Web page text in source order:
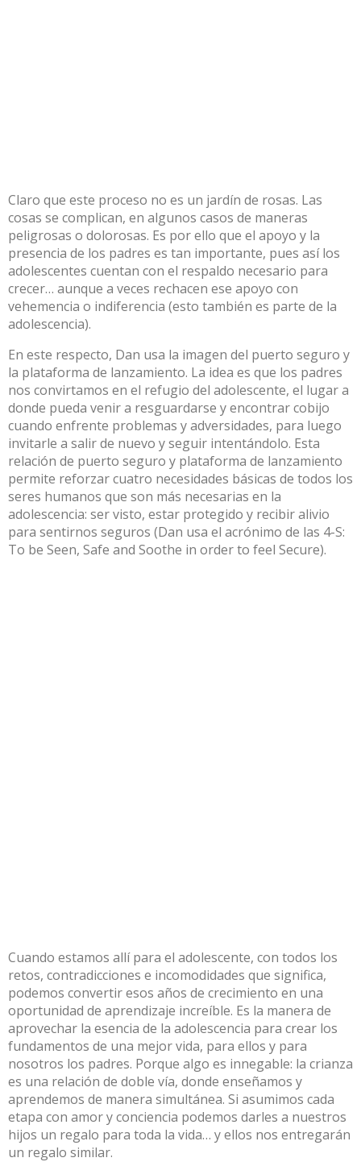
Claro que este proceso no es un jardín de rosas. Las
cosas se complican, en algunos casos de maneras
peligrosas o dolorosas. Es por ello que el apoyo y la
presencia de los padres es tan importante, pues así los
adolescentes cuentan con el respaldo necesario para
crecer… aunque a veces rechacen ese apoyo con
vehemencia o indiferencia (esto también es parte de la
adolescencia).
En este respecto, Dan usa la imagen del puerto seguro y
la plataforma de lanzamiento. La idea es que los padres
nos convirtamos en el refugio del adolescente, el lugar a
donde pueda venir a resguardarse y encontrar cobijo
cuando enfrente problemas y adversidades, para luego
invitarle a salir de nuevo y seguir intentándolo. Esta
relación de puerto seguro y plataforma de lanzamiento
permite reforzar cuatro necesidades básicas de todos los
seres humanos que son más necesarias en la
adolescencia: ser visto, estar protegido y recibir alivio
para sentirnos seguros (Dan usa el acrónimo de las 4-S:
To be Seen, Safe and Soothe in order to feel Secure).
Cuando estamos allí para el adolescente, con todos los
retos, contradicciones e incomodidades que significa,
podemos convertir esos años de crecimiento en una
oportunidad de aprendizaje increíble. Es la manera de
aprovechar la esencia de la adolescencia para crear los
fundamentos de una mejor vida, para ellos y para
nosotros los padres. Porque algo es innegable: la crianza
es una relación de doble vía, donde enseñamos y
aprendemos de manera simultánea. Si asumimos cada
etapa con amor y conciencia podemos darles a nuestros
hijos un regalo para toda la vida… y ellos nos entregarán
un regalo similar.